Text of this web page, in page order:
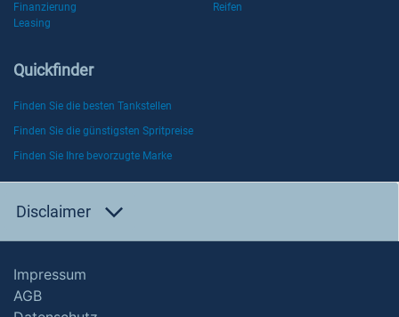
Finanzierung
Reifen
Leasing
Quickfinder
Finden Sie die besten Tankstellen
Finden Sie die günstigsten Spritpreise
Finden Sie Ihre bevorzugte Marke
Disclaimer
Impressum
AGB